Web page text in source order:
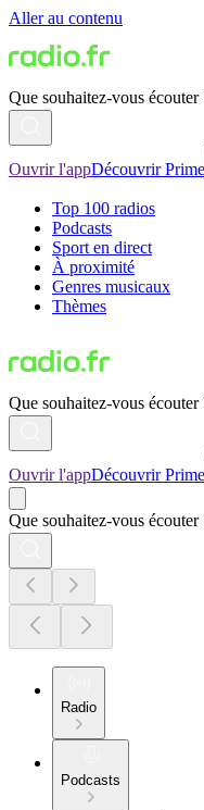
Aller au contenu
Que souhaitez-vous écouter
Ouvrir l'appDécouvrir Prime
Top 100 radios
Podcasts
Sport en direct
À proximité
Genres musicaux
Thèmes
Que souhaitez-vous écouter
Ouvrir l'appDécouvrir Prime
Que souhaitez-vous écouter
Radio
Podcasts